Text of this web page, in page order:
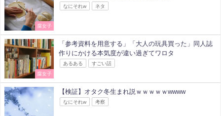
腐女子
なにそれw ネタ
腐女子
「参考資料を用意する」「大人の玩具買った」同人誌
作りにかける本気度が違い過ぎてワロタ
あるある すごい話
【検証】オタク冬生まれ説ｗｗｗｗｗwwww
なにそれw 考察